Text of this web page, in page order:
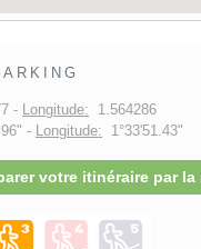
- Longitude: 1.564286
- Longitude: 1°33'51.43"
votre itinéraire par la